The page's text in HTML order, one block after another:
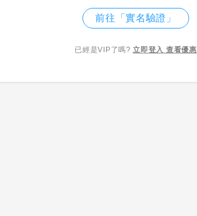
前往「實名驗證」
已經是VIP了嗎?立即登入 查看優惠